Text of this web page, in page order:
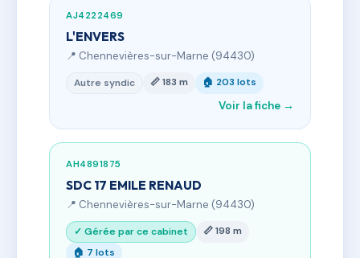
AJ4222469
L'ENVERS
📍 Chennevières-sur-Marne (94430)
Autre syndic 📏 183 m 🏠 203 lots
Voir la fiche →
AH4891875
SDC 17 EMILE RENAUD
📍 Chennevières-sur-Marne (94430)
✓ Gérée par ce cabinet
📏 198 m
🏠 7 lots